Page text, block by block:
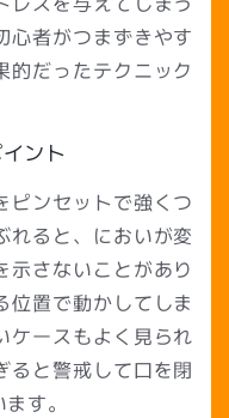
心者がつまずきやす
的だったテクニック
ント
ピンセットで強くつ
れると、においが変
示さないことがあり
位置で動かしてしま
ケースもよく見られ
ると警戒して口を閉
す。